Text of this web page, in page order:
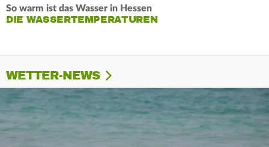
So warm ist das Wasser in Hessen
DIE WASSERTEMPERATUREN
WETTER-NEWS